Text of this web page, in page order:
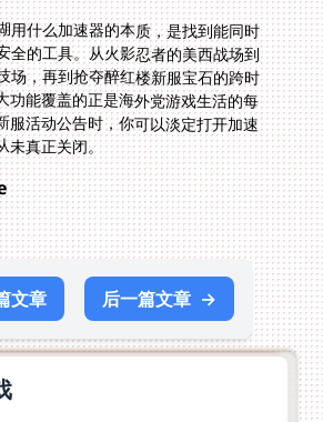
用什么加速器的本质，是找到能同时
全的工具。从火影忍者的美西战场到
场，再到抢夺醉红楼新服宝石的跨时
能覆盖的正是海外党游戏生活的每
服活动公告时，你可以淡定打开加速
未真正关闭。
文章 后一篇文章 →